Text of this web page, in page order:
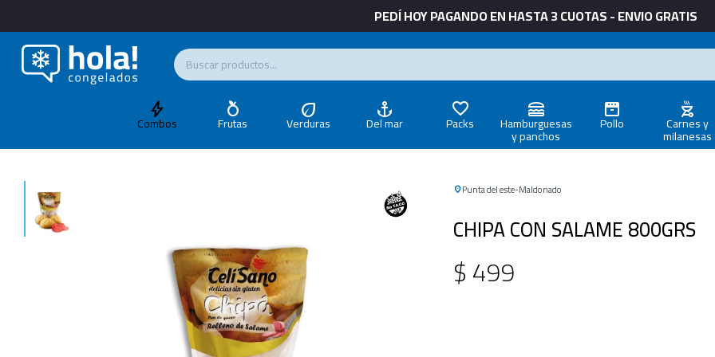
PEDÍ HOY PAGANDO EN HASTA 3 CUOTAS - ENVIO GRATIS
Combos Frutas Verduras Del mar Packs Hamburguesas
y panchos
Pollo Carnes y
milanesas
Punta del este Maldonado
CHIPA CON SALAME 800GRS
$499